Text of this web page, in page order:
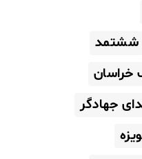
ششتمد
خراسان
جهادگر